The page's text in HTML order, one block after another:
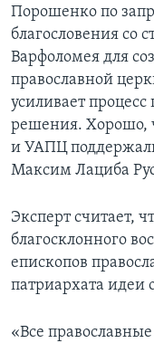
Порошенко по
благословения со
Варфоломея для
православной
усиливает
решения. Хорошо,
и УАПЦ
Максим Лациба
Эксперт считает,
благосклонного
епископов
патриархата идеи
«Все